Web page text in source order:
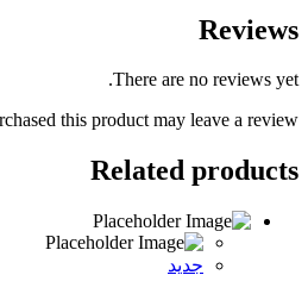
Reviews
There are no reviews yet.
this product may leave a review.
Related products
جديد